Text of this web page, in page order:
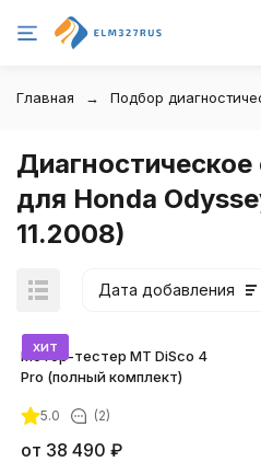
Главная Подбор
для Honda
11.2008)
Дата добавления
хит
Мотор-тестер MT DiSco 4
Pro (полный комплект)
5.0 (2)
от 38 490 ₽